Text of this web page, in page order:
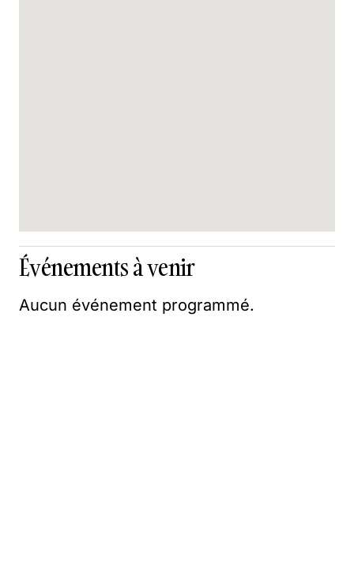
Événements à venir
Aucun événement programmé.